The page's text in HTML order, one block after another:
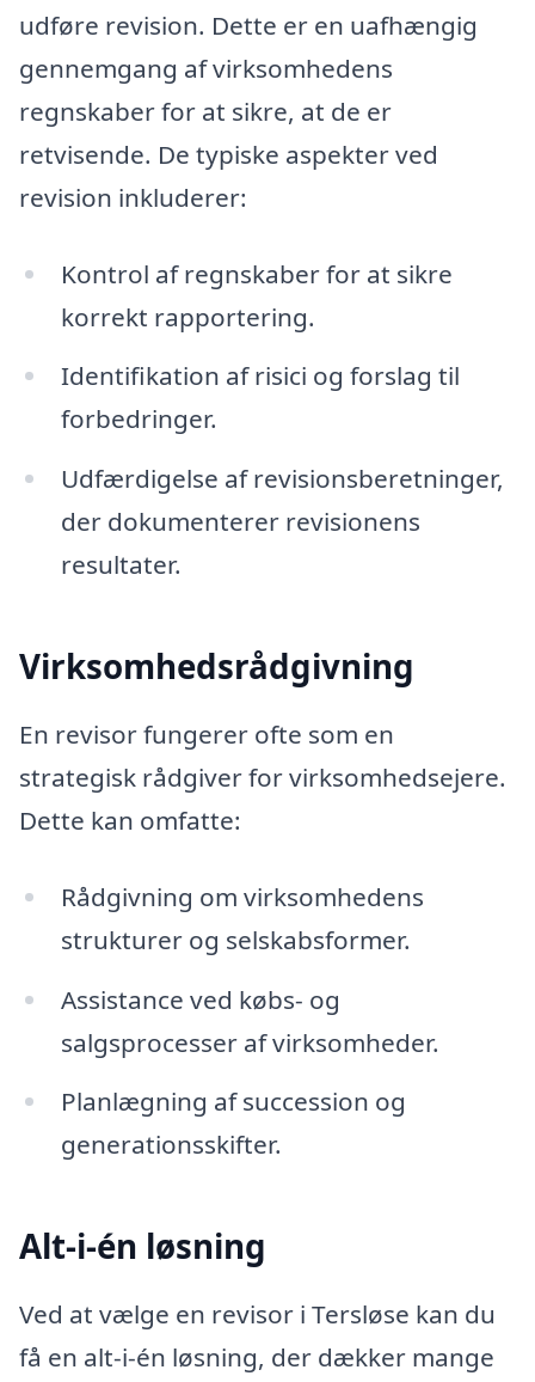
udføre revision. Dette er en uafhængig
gennemgang af virksomhedens
regnskaber for at sikre, at de er
retvisende. De typiske aspekter ved
revision inkluderer:
Kontrol af regnskaber for at sikre
korrekt rapportering.
Identifikation af risici og forslag til
forbedringer.
Udfærdigelse af revisionsberetninger,
der dokumenterer revisionens
resultater.
Virksomhedsrådgivning
En revisor fungerer ofte som en
strategisk rådgiver for virksomhedsejere.
Dette kan omfatte:
Rådgivning om virksomhedens
strukturer og selskabsformer.
Assistance ved købs- og
salgsprocesser af virksomheder.
Planlægning af succession og
generationsskifter.
Alt-i-én løsning
Ved at vælge en revisor i Tersløse kan du
få en alt-i-én løsning, der dækker mange